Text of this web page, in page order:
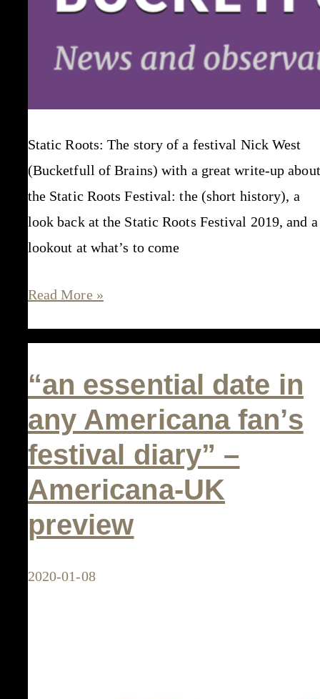
Static Roots: The story of a festival Nick West
(Bucketfull of Brains) with a great write-up about
the Static Roots Festival: the (short history), a
look back at the Static Roots Festival 2019, and a
lookout at what’s to come
“launched
all
the
right
reasons”
–
Bucketfull
of
Brains
Static
Read More »
“an essential date in
any Americana fan’s
festival diary” –
Americana-UK
preview
2020-01-08